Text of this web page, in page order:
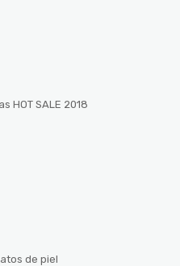
HOT SALE 2018
de piel